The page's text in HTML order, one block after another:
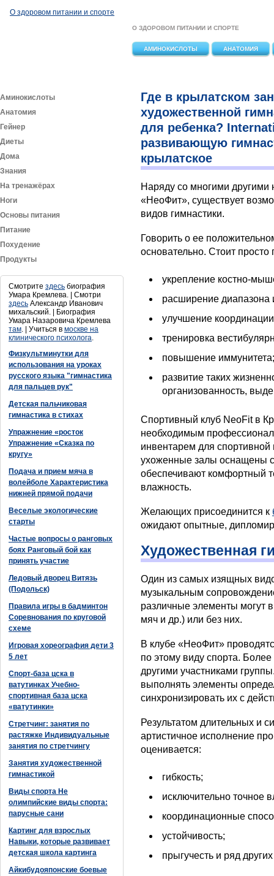
О здоровом питании и спорте
О ЗДОРОВОМ ПИТАНИИ И СПОРТЕ
АМИНОКИСЛОТЫ АНАТОМИЯ
Аминокислоты
Анатомия
Гейнер
Диеты
Дома
Знания
На тренажёрах
Ноги
Основы питания
Питание
Похудение
Продукты
Смотрите здесь биография
Умара Кремлева. | Смотри
здесь Александр Иванович
михальский. | Биография
Умара Назаровича Кремлева
там. | Учиться в москве на
клинического психолога.
Физкультминутки для
использования на уроках
русского языка "гимнастика
для пальцев рук"
Детская пальчиковая
гимнастика в стихах
Упражнение «росток
Упражнение «Сказка по
кругу»
Подача и прием мяча в
волейболе Характеристика
нижней прямой подачи
Веселые экологические
старты
Частые вопросы о ранговых
боях Ранговый бой как
принять участие
Ледовый дворец Витязь
(Подольск)
Правила игры в бадминтон
Соревнования по круговой
схеме
Игровая хореография дети 3
5 лет
Спорт-база цска в
ватутинках Учебно-
спортивная база цска
«ватутинки»
Стретчинг: занятия по
растяжке Индивидуальные
занятия по стретчингу
Занятия художественной
гимнастикой
Виды спорта Не
олимпийские виды спорта:
парусные сани
Картинг для взрослых
Навыки, которые развивает
детская школа картинга
Айкибудояпонские боевые
Где в крылатском
художественной
для ребенка?
развивающую
крылатское
Наряду со многими другими
«НеоФит», существует
видов гимнастики.
Говорить о ее
основательно. Стоит
укрепление костно-
расширение
улучшение
тренировка
повышение иммунитета;
развитие таких
организованность,
Спортивный клуб NeoFit в
необходимым
инвентарем для
ухоженные залы оснащены
обеспечивают комфортный
влажность.
Желающих присоединится к
ожидают опытные,
Художественная
Один из самых изящных
музыкальным
различные элементы могут
мяч и др.) или без них.
В клубе «НеоФит»
по этому виду спорта.
другими участниками
выполнять элементы
синхронизировать их с
Результатом длительных и
артистичное исполнение
оценивается:
гибкость;
исключительно точное
координационные
устойчивость;
прыгучесть и ряд